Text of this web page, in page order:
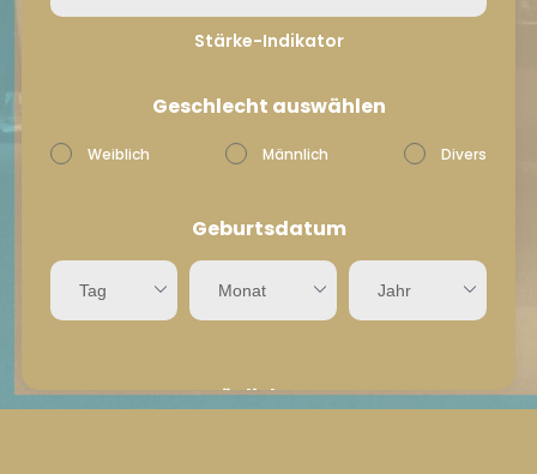
Stärke-Indikator
Geschlecht auswählen
Weiblich Männlich Divers
Geburtsdatum
Tag Monat Jahr
Persönliche Daten